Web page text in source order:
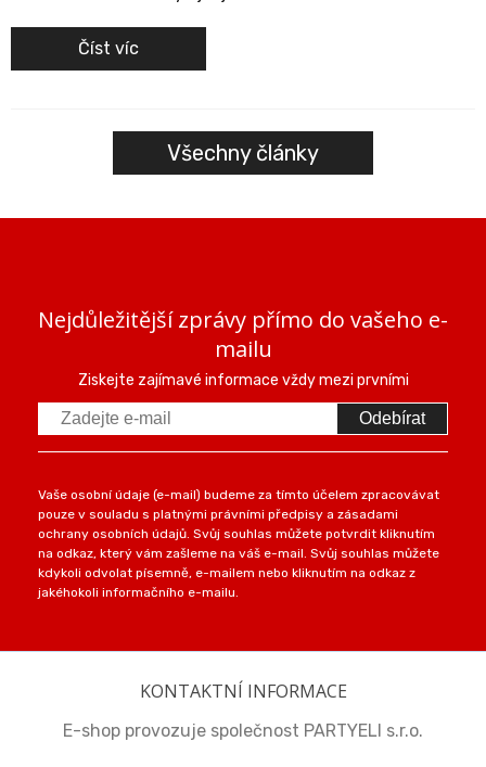
Číst víc
Všechny články
Nejdůležitější zprávy přímo do vašeho e-
mailu
Ziskejte zajímavé informace vždy mezi prvními
Odebírat
Vaše osobní údaje (e-mail) budeme za tímto účelem zpracovávat
pouze v souladu s platnými právními předpisy a zásadami
ochrany osobních údajů. Svůj souhlas můžete potvrdit kliknutím
na odkaz, který vám zašleme na váš e-mail. Svůj souhlas můžete
kdykoli odvolat písemně, e-mailem nebo kliknutím na odkaz z
jakéhokoli informačního e-mailu.
KONTAKTNÍ INFORMACE
E-shop provozuje společnost PARTYELI s.r.o.